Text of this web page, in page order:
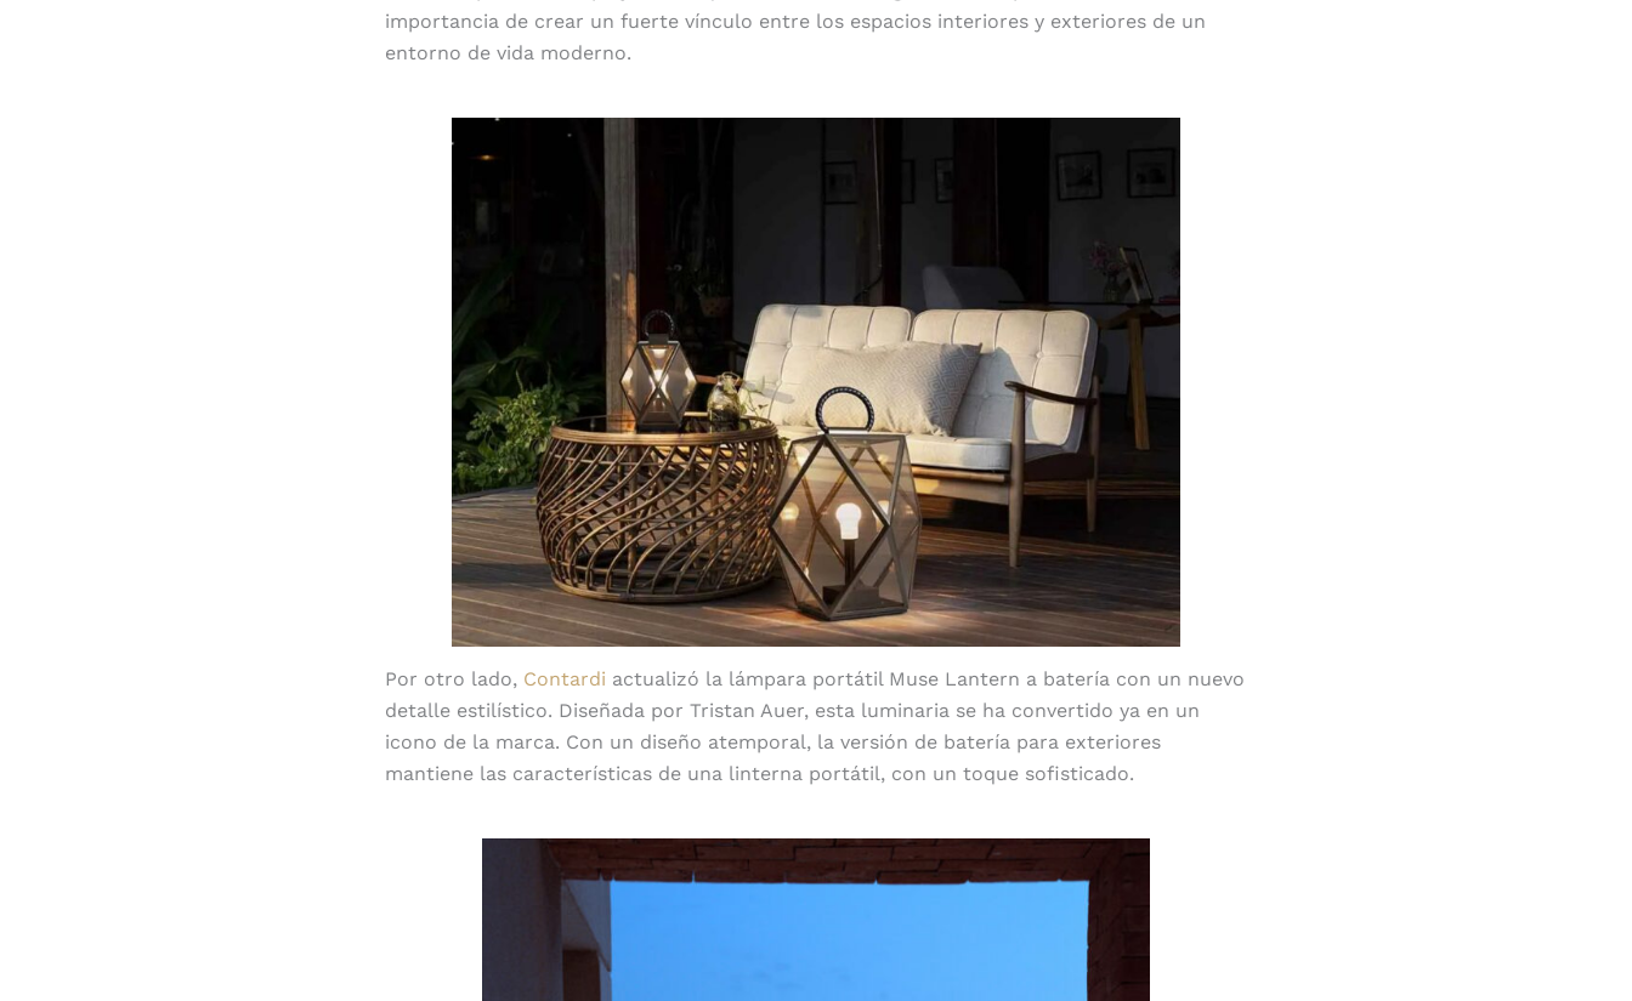
importancia de crear un fuerte vínculo entre los espacios interiores y exteriores de un
entorno de vida moderno.
Por otro lado, Contardi actualizó la lámpara portátil Muse Lantern a batería con un nuevo
detalle estilístico. Diseñada por Tristan Auer, esta luminaria se ha convertido ya en un
icono de la marca. Con un diseño atemporal, la versión de batería para exteriores
mantiene las características de una linterna portátil, con un toque sofisticado.